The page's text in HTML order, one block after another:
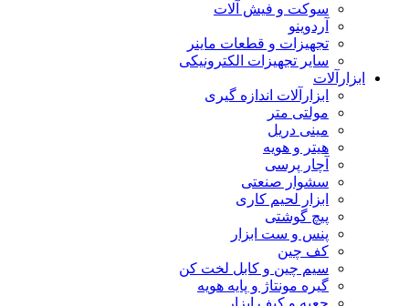
سوکت و فیش آلات
آردوینو
تجهیزات و قطعات ماینر
سایر تجهیزات الکترونیکی
ابزارآلات
ابزارآلات اندازه گیری
مولتی متر
مینی دریل
هیتر و هویه
آچار پرسی
سشوار صنعتی
ابزار لحیم کاری
پیچ گوشتی
پنس و ست ابزار
کف چین
سیم چین و کابل لخت کن
گیره مونتاژ و پایه هویه
جعبه و کیف ابزار